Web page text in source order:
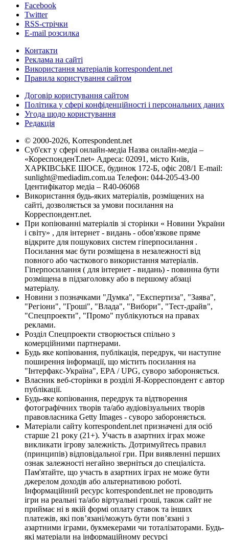
Facebook
Twitter
RSS-стрічки
E-mail розсилка
Контакти
Реклама на сайті
Використання матеріалів korrespondent.net
Правила користування сайтом
Договір користування сайтом
Політика у сфері конфіденційності і персональних даних
Угода щодо користування
Редакція
© 2000-2026, Korrespondent.net
Суб'єкт у сфері онлайн-медіа Назва онлайн-медіа –
«КореспонденТ.net» Адреса: 02091, місто Київ,
ХАРКІВСЬКЕ ШОСЕ, будинок 172-Б, офіс 208/1 E-mail:
sunlight@mediadim.com.ua Телефон: 044-205-43-00
Ідентифікатор медіа – R40-06068
Використання будь-яких матеріалів, розміщених на
сайті, дозволяється за умови посилання на
Корреспондент.net.
При копіюванні матеріалів зі сторінки « Новини України
і світу» , для інтернет - видань - обов'язкове пряме
відкрите для пошукових систем гіперпосилання .
Посилання має бути розміщена в незалежності від
повного або часткового використання матеріалів.
Гіперпосилання ( для інтернет - видань) - повинна бути
розміщена в підзаголовку або в першому абзаці
матеріалу.
Новини з позначками "Думка", "Експертиза", "Заява",
"Регіони", "Гроші", "Влада", "Вибори", "Тест-драйв",
"Спецпроекти", "Промо" публікуються на правах
реклами.
Розділ Спецпроекти створюється спільно з
комерційними партнерами.
Будь яке копіювання, публікація, передрук, чи наступне
поширення інформації, що містить посилання на
"Інтерфакс-Україна", EPA / UPG, суворо забороняється.
Власник веб-сторінки в розділі Я-Корреспондент є автор
публікації.
Будь-яке копіювання, передрук та відтворення
фотографічних творів та/або аудіовізуальних творів
правовласника Getty Images - суворо забороняється.
Матеріали сайту korrespondent.net призначені для осіб
старше 21 року (21+). Участь в азартних іграх може
викликати ігрову залежність. Дотримуйтесь правил
(принципів) відповідальної гри. При виявленні перших
ознак залежності негайно зверніться до спеціаліста.
Пам'ятайте, що участь в азартних іграх не може бути
джерелом доходів або альтернативою роботі.
Інформаційний ресурс korrespondent.net не проводить
ігри на реальні та/або віртуальні гроші, також сайт не
приймає ні в якій формі оплату ставок та інших
платежів, які пов’язані/можуть бути пов’язані з
азартними іграми, букмекерами чи тоталізаторами. Будь-
які матеріали на інформаційному ресурсі